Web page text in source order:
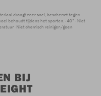
droogt zeer snel, beschermt tegen
behoudt tijdens het sporten. 40° Niet
Niet chemisch reinigen/geen
BIJ